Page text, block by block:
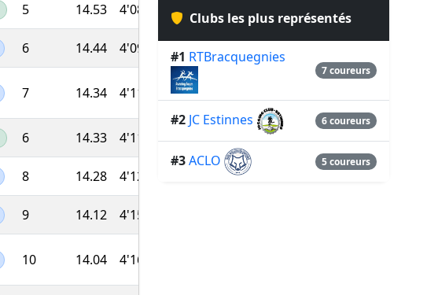
5 14.53 4'08'' 41:33 876
6 14.44 4'09'' 41:48
7 14.34 4'11'' 42:05
6 14.33 4'11'' 42:07 860
8 14.28 4'12'' 855
9 14.12 4'15''
10 14.04 4'16''
Clubs les plus représentés
#1 RTBracquegnies
7 coureurs
#2 JC Estinnes 6 coureurs
#3ACLO 5 coureurs